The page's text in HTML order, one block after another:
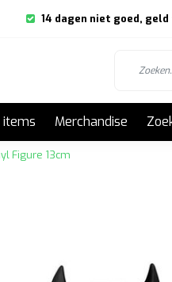
14 dagen niet goed,
items Merchandise
Figure 13cm